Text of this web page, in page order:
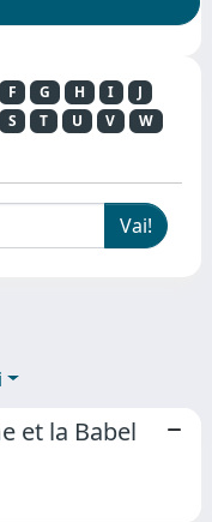
F G H I
J
S T U V
W
et la Babel